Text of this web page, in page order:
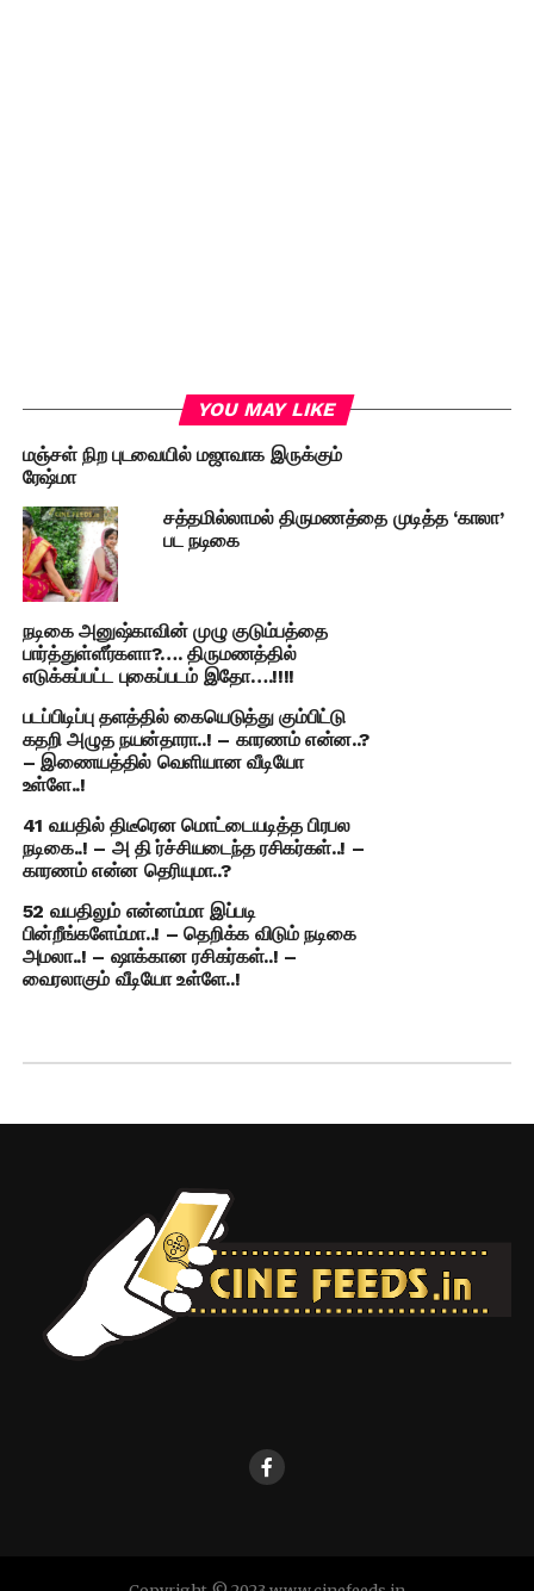
YOU MAY LIKE
மஞ்சள் நிற புடவையில் மஜாவாக இருக்கும்
ரேஷ்மா
சத்தமில்லாமல் திருமணத்தை முடித்த ‘காலா’
பட நடிகை
நடிகை அனுஷ்காவின் முழு குடும்பத்தை
பார்த்துள்ளீர்களா?…. திருமணத்தில்
எடுக்கப்பட்ட புகைப்படம் இதோ….!!!!
படப்பிடிப்பு தளத்தில் கையெடுத்து கும்பிட்டு
கதறி அழுத நயன்தாரா..! – காரணம் என்ன..?
– இணையத்தில் வெளியான வீடியோ
உள்ளே..!
41 வயதில் திடீரென மொட்டையடித்த பிரபல
நடிகை..! – அ தி ர்ச்சியடைந்த ரசிகர்கள்..! –
காரணம் என்ன தெரியுமா..?
52 வயதிலும் என்னம்மா இப்படி
பின்றீங்களேம்மா..! – தெறிக்க விடும் நடிகை
அமலா..! – ஷாக்கான ரசிகர்கள்..! –
வைரலாகும் வீடியோ உள்ளே..!